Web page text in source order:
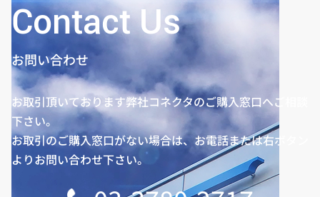
Contact Us
お問い合わせ
お取引頂いております弊社コネクタのご購入窓口へご相談
下さい。
お取引のご購入窓口がない場合は、お電話または右ボタン
よりお問い合わせ下さい。